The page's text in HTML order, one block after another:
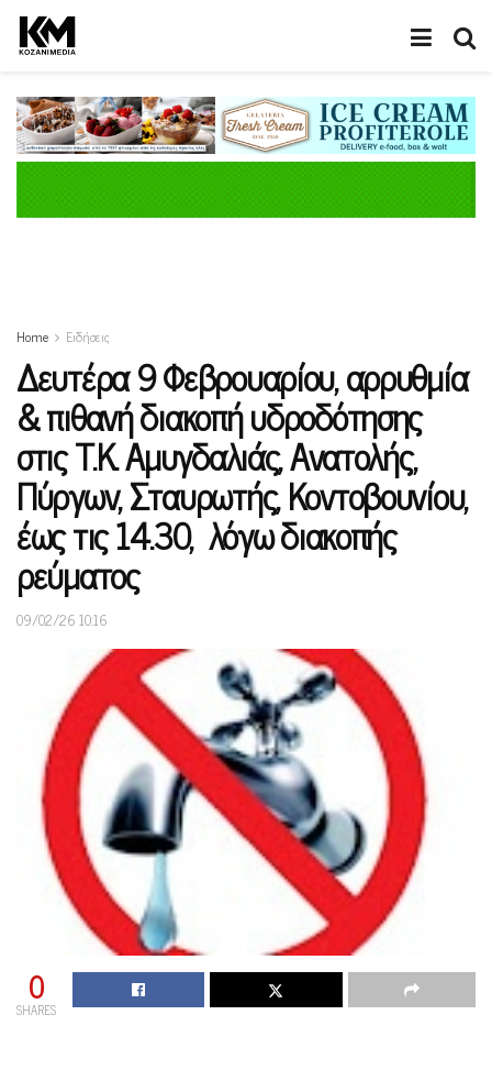
Home Ειδήσεις
Δευτέρα 9 Φεβρουαρίου, αρρυθμία
& πιθανή διακοπή υδροδότησης
στις Τ.Κ. Αμυγδαλιάς, Ανατολής,
Πύργων, Σταυρωτής, Κοντοβουνίου,
έως τις 14.30, λόγω διακοπής
ρεύματος
09/02/26 10:16
0
SHARES